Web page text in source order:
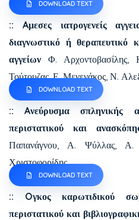
DOWNLOAD TEXT
:: Aμεσες ιατρογενείς
διαγνωστικό ή θεραπευτικό
αγγείων Φ.
Τούτουζας, Ε. Μενενάκος, Ν.
DOWNLOAD TEXT
:: Aνεύρυσμα σπληνικής
περιστατικού και
Παπανάγνου, Α. Ψύλλας,
Χριστοφορίδης
DOWNLOAD TEXT
:: Oγκος καρωτιδικού
περιστατικού και